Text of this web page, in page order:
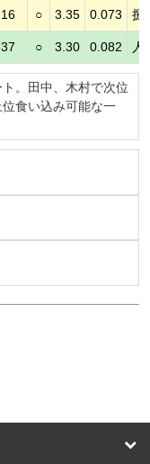
○ 3.35 0.073 捌
○ 3.30 0.082 人
。田中、木村で次位
食い込み可能な一